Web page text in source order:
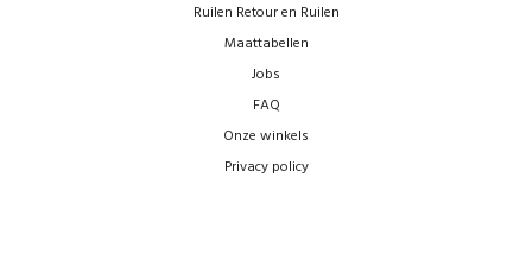
Ruilen Retour en Ruilen
Maattabellen
Jobs
FAQ
Onze winkels
Privacy policy